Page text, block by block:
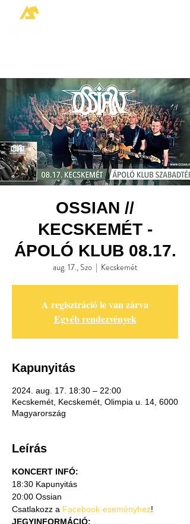
OSSIAN //
KECSKEMÉT -
ÁPOLÓ KLUB 08.17.
aug. 17., Szo
  |
Kecskemét
A regisztráció le van zárva
Egyéb rendezvények
Kapunyitás
2024. aug. 17. 18:30 – 22:00
Kecskemét, Kecskemét, Olimpia u. 14, 6000
Magyarország
Leírás
KONCERT INFÓ:
18:30 Kapunyitás
20:00 Ossian
Csatlakozz a Facebook-eseményhez!
JEGYINFORMÁCIÓ: